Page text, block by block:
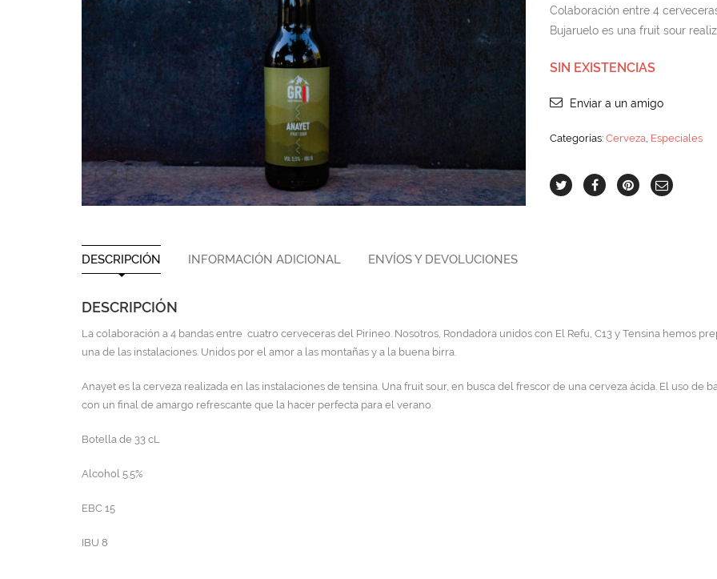
Colaboración entre 4
Bujaruelo es una fruit sour
SIN EXISTENCIAS
Enviar a un amigo
Categorías: Cerveza, Especiales
DESCRIPCIÓN INFORMACIÓN ADICIONAL ENVÍOS Y DEVOLUCIONES
DESCRIPCIÓN
La colaboración a 4 bandas entre cuatro cerveceras del Pirineo. Nosotros, Rondadora unidos con El Refu, C13 y Tensina hemos
una de las instalaciones. Unidos por el amor a las montañas y a la buena birra.
Anayet es la cerveza realizada en las instalaciones de tensina. Una fruit sour, en busca del frescor de una cerveza ácida. El uso de
con un final de amargo refrescante que la hacer perfecta para el verano.
Botella de 33 cL
Alcohol 5.5%
EBC 15
IBU 8